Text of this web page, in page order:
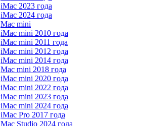
iMac 2023 года
iMac 2024 года
Mac mini
iMac mini 2010 года
iMac mini 2011 года
iMac mini 2012 года
iMac mini 2014 года
Mac mini 2018 года
iMac mini 2020 года
iMac mini 2022 года
iMac mini 2023 года
iMac mini 2024 года
iMac Pro 2017 года
Mac Studio 2024 года